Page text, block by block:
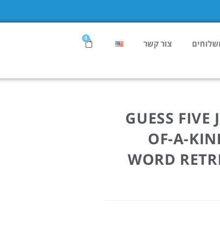
צור קשר
0
GUESS FIVE
OF-A-
WORD